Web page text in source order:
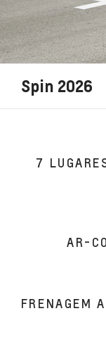
Spin 2026
7
AR-
FRENAGEM